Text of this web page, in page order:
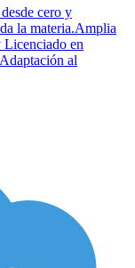
cero y
la materia.Amplia
Licenciado en
al